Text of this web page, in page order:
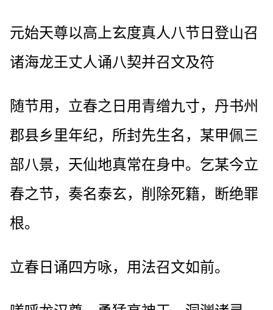
元始天尊以高上玄度真人八节日登山召
诸海龙王丈人诵八契并召文及符
随节用，立春之日用青缯九寸，丹书州
郡县乡里年纪，所封先生名，某甲佩三
部八景，天仙地真常在身中。乞某今立
春之节，奏名泰玄，削除死籍，断绝罪
根。
立春日诵四方咏，用法召文如前。